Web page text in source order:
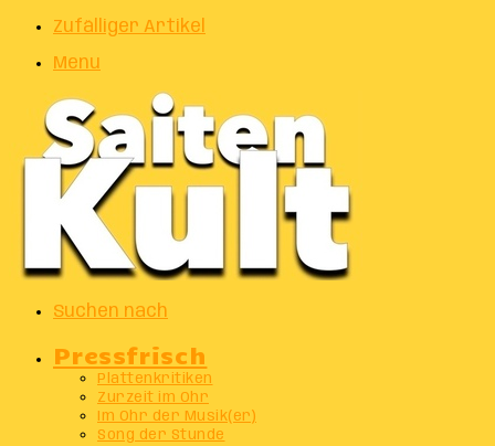
Zufälliger Artikel
Menu
Suchen nach
Pressfrisch
Plattenkritiken
Zurzeit im Ohr
Im Ohr der Musik(er)
Song der Stunde